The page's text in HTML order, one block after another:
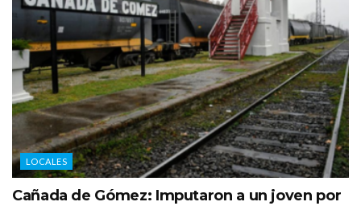
LOCALES
Cañada de Gómez: Imputaron a un joven por